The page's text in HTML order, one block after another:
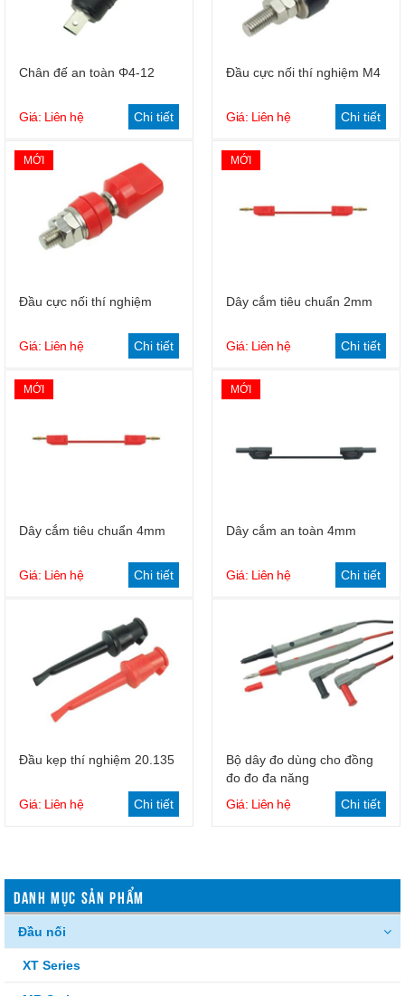
Chân đế an toàn Φ4-12
Giá: Liên hệ Chi tiết
Đầu cực nối thí nghiệm M4
Giá: Liên hệ Chi tiết
MỚI
Đầu cực nối thí nghiệm
Giá: Liên hệ Chi tiết
MỚI
Dây cắm tiêu chuẩn 2mm
Giá: Liên hệ Chi tiết
MỚI
Dây cắm tiêu chuẩn 4mm
Giá: Liên hệ Chi tiết
MỚI
Dây cắm an toàn 4mm
Giá: Liên hệ Chi tiết
Đầu kẹp thí nghiệm 20.135
Giá: Liên hệ Chi tiết
Bộ dây đo dùng cho đồng
đo đo đa năng
Giá: Liên hệ
Chi tiết
DANH MỤC SẢN PHẨM
Đầu nối
XT Series